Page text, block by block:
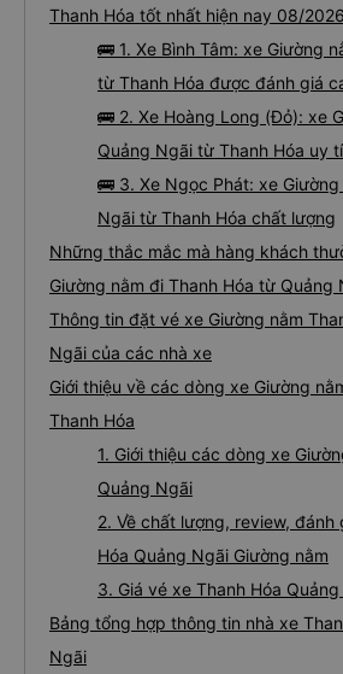
Thanh Hóa tốt nhất hiện nay 08/2026
🚌 1. Xe Bình Tâm: xe Giường
từ Thanh Hóa được đánh giá
🚌 2. Xe Hoàng Long (Đỏ): xe
Quảng Ngãi từ Thanh Hóa uy
🚌 3. Xe Ngọc Phát: xe
Ngãi từ Thanh Hóa chất lượng
Những thắc mắc mà hàng khách
Giường nằm đi Thanh Hóa từ Quảng
Thông tin đặt vé xe Giường nằm
Ngãi của các nhà xe
Giới thiệu về các dòng xe Giường
Thanh Hóa
1. Giới thiệu các dòng xe
Quảng Ngãi
2. Về chất lượng, review, đánh
Hóa Quảng Ngãi Giường nằm
3. Giá vé xe Thanh Hóa
Bảng tổng hợp thông tin nhà xe
Ngãi